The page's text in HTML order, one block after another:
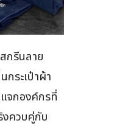
กรีนลาย
กระเป๋าผ้า
จกองค์กรที่
งควบคู่กับ